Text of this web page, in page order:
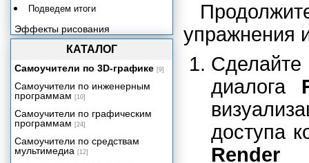
упражнения
диалога
доступа
Render
Подведем итоги
Эффекты рисования
Системы частиц и динамика
для пользователей МАХ.
Приложение Б. Работа с Maya
для пользователей LightWave.
Приложение В. Операционные
системы.
Приложение Г. Основные
КАТАЛОГ
Самоучители по 3D-графике [9]
Самоучители по инженерным
программам [10]
Самоучители по графическим
программам [24]
Самоучители по средствам
мультимедиа [12]